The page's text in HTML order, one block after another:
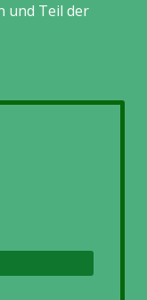
und Teil der